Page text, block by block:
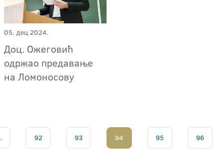
05. дец 2024.
Доц. Ожеговић
одржао предавање
на Ломоносову
92 93 94 95 96